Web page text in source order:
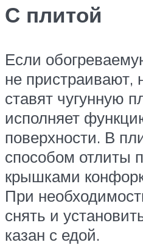
С плитой
Если
не пристраивают,
ставят чугунную
исполняет
поверхности. В
способом отлиты
крышками
При
снять и
казан с едой.